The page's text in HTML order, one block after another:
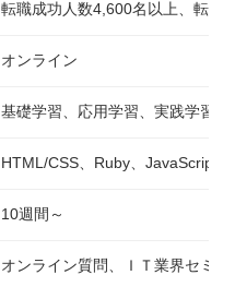
転職成功人数4,600名以上、転職
オンライン
基礎学習、応用学習、実践学習
HTML/CSS、Ruby、JavaScript
10週間～
オンライン質問、ＩＴ業界セミナ